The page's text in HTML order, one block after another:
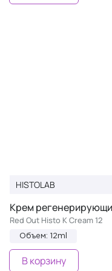
HISTOLAB
Крем
Red Out Histo K Cream 12
Объем: 12ml
В корзину